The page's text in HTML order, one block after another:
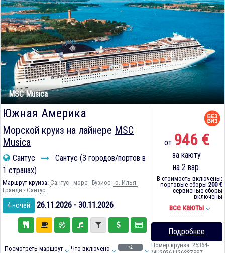
MSC Musica
Южная Америка
Морской круиз на лайнере MSC
Musica
Сантус
Сантус (3 городов/портов в
1 странах)
Маршрут круиза: Сантус - море - Бузиос - о. Илья-
Гранди - Сантус
4 ночей 26.11.2026 - 30.11.2026
Посмотреть маршрут Что включено +2
от 946 €
за каюту
на 2 взр.
В стоимость включены:
портовые сборы 200 €
сервисные сборы
включены
все каюты
Подробнее
Номер круиза: 25364-